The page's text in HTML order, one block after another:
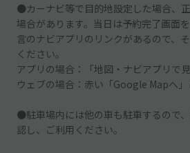
●カーナビ等で目的地設定した場合、
場合があります。当日は予約完了画面
言のナビアプリのリンクがあるので、
ください。
アプリの場合：「地図・ナビアプリで
ウェブの場合：赤い「Google Mapへ
●駐車場内には他の車も駐車するので
認し、ご利用ください。